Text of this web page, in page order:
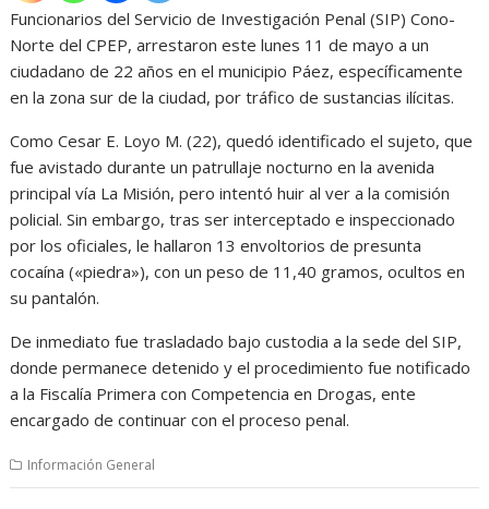
Funcionarios del Servicio de Investigación Penal (SIP) Cono-
Norte del CPEP, arrestaron este lunes 11 de mayo a un
ciudadano de 22 años en el municipio Páez, específicamente
en la zona sur de la ciudad, por tráfico de sustancias ilícitas.
Como Cesar E. Loyo M. (22), quedó identificado el sujeto, que
fue avistado durante un patrullaje nocturno en la avenida
principal vía La Misión, pero intentó huir al ver a la comisión
policial. Sin embargo, tras ser interceptado e inspeccionado
por los oficiales, le hallaron 13 envoltorios de presunta
cocaína («piedra»), con un peso de 11,40 gramos, ocultos en
su pantalón.
De inmediato fue trasladado bajo custodia a la sede del SIP,
donde permanece detenido y el procedimiento fue notificado
a la Fiscalía Primera con Competencia en Drogas, ente
encargado de continuar con el proceso penal.
Información General